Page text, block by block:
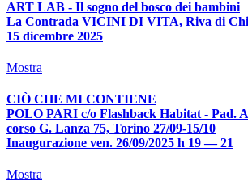
ART LAB - Il sogno del bosco dei bambini
La Contrada VICINI DI VITA, Riva di
15 dicembre 2025
Mostra
CIÒ CHE MI CONTIENE
POLO PARI c/o Flashback Habitat - Pad. A
corso G. Lanza 75, Torino 27/09-15/10
Inaugurazione ven. 26/09/2025 h 19 — 21
Mostra